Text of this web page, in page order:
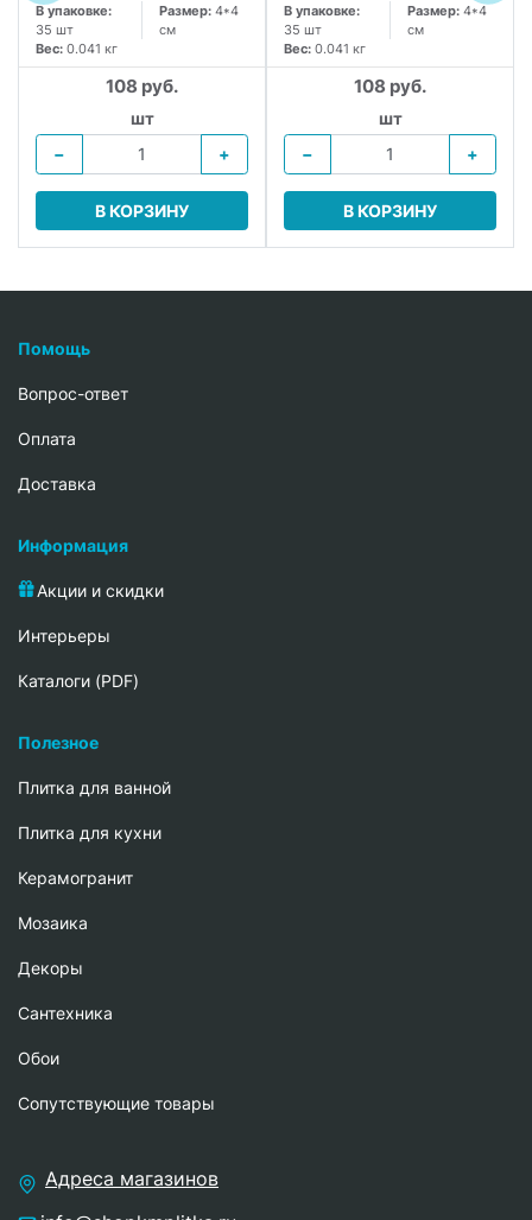
В упаковке:
35 шт
Размер: 4*4
см
Вес: 0.041 кг
108 руб.
шт
−
+
В КОРЗИНУ
В упаковке:
35 шт
Размер: 4*4
см
Вес: 0.041 кг
108 руб.
шт
−
+
В КОРЗИНУ
Помощь
Вопрос-ответ
Oплата
Доставка
Информация
Акции и скидки
Интерьеры
Каталоги (PDF)
Полезное
Плитка для ванной
Плитка для кухни
Керамогранит
Мозаика
Декоры
Сантехника
Обои
Сопутствующие товары
Адреса магазинов